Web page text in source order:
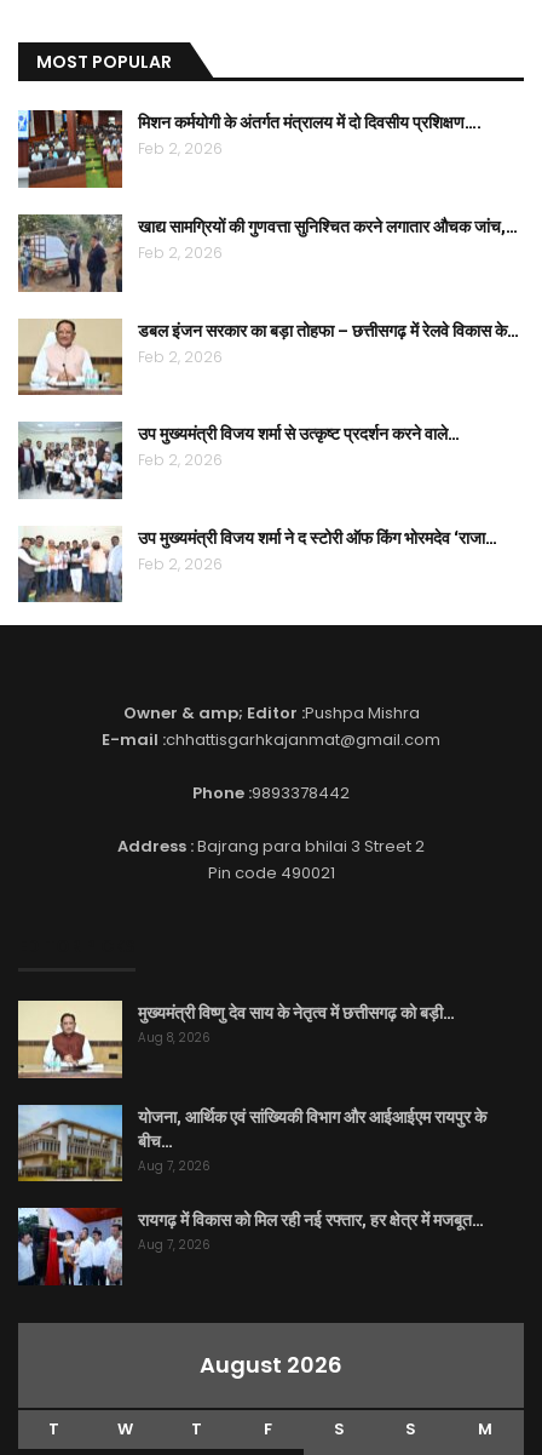
MOST POPULAR
मिशन कर्मयोगी के अंतर्गत मंत्रालय में दो दिवसीय प्रशिक्षण….
Feb 2, 2026
खाद्य सामग्रियों की गुणवत्ता सुनिश्चित करने लगातार औचक जांच,…
Feb 2, 2026
डबल इंजन सरकार का बड़ा तोहफा – छत्तीसगढ़ में रेलवे विकास के…
Feb 2, 2026
उप मुख्यमंत्री विजय शर्मा से उत्कृष्ट प्रदर्शन करने वाले…
Feb 2, 2026
उप मुख्यमंत्री विजय शर्मा ने द स्टोरी ऑफ किंग भोरमदेव ‘राजा…
Feb 2, 2026
Owner & amp; Editor :Pushpa Mishra
E-mail :chhattisgarhkajanmat@gmail.com
Phone :9893378442
Address :Bajrang para bhilai 3 Street 2
Pin code 490021
मुख्यमंत्री विष्णु देव साय के नेतृत्व में छत्तीसगढ़ को बड़ी…
Aug 8, 2026
योजना, आर्थिक एवं सांख्यिकी विभाग और आईआईएम रायपुर के
बीच…
Aug 7, 2026
रायगढ़ में विकास को मिल रही नई रफ्तार, हर क्षेत्र में मजबूत…
Aug 7, 2026
August 2026
T W T F S S M